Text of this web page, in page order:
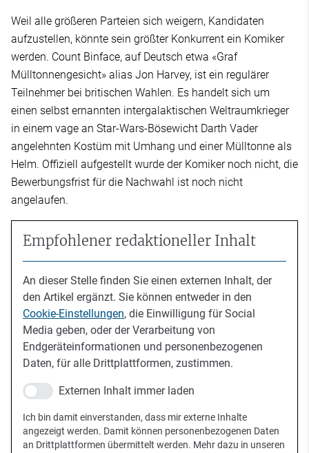
Weil alle größeren Parteien sich weigern, Kandidaten
aufzustellen, könnte sein größter Konkurrent ein Komiker
werden. Count Binface, auf Deutsch etwa «Graf
Mülltonnengesicht» alias Jon Harvey, ist ein regulärer
Teilnehmer bei britischen Wahlen. Es handelt sich um
einen selbst ernannten intergalaktischen Weltraumkrieger
in einem vage an Star-Wars-Bösewicht Darth Vader
angelehnten Kostüm mit Umhang und einer Mülltonne als
Helm. Offiziell aufgestellt wurde der Komiker noch nicht, die
Bewerbungsfrist für die Nachwahl ist noch nicht
angelaufen.
Empfohlener redaktioneller Inhalt
An dieser Stelle finden Sie einen externen Inhalt, der
den Artikel ergänzt. Sie können entweder in den
Cookie-Einstellungen, die Einwilligung für Social
Media geben, oder der Verarbeitung von
Endgeräteinformationen und personenbezogenen
Daten, für alle Drittplattformen, zustimmen.
Externen Inhalt immer laden
Ich bin damit einverstanden, dass mir externe Inhalte
angezeigt werden. Damit können personenbezogenen Daten
an Drittplattformen übermittelt werden. Mehr dazu in unseren